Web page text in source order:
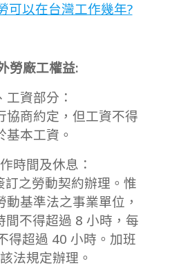
可以在台灣工作幾年?
勞廠工權益:
工資部分：
協商約定，但工資不得
基本工資。
時間及休息：
訂之勞動契約辦理。惟
基準法之事業單位，
間不得超過 8 小時，每
得超過 40 小時。加班
法規定辦理。